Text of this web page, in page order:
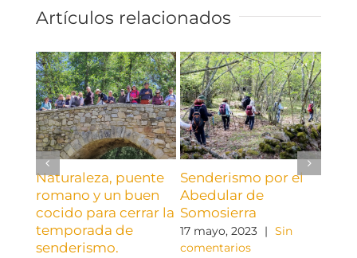
Artículos relacionados
Naturaleza, puente
romano y un buen
cocido para cerrar la
temporada de
senderismo.
Senderismo por el
Abedular de
Somosierra
17 mayo, 2023 | Sin
comentarios